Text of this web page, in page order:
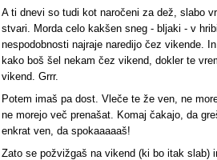
A ti dnevi so tudi kot naročeni za dež, slabo
stvari. Morda celo kakšen sneg - bljaki - v
nespodobnosti najraje naredijo čez vikende.
kako boš šel nekam čez vikend, dokler te
vikend. Grrr.
Potem imaš pa dost. Vleče te že ven, ne
ne morejo več prenašat. Komaj čakajo, da
enkrat ven, da spokaaaaaš!
Zato se požvižgaš na vikend (ki bo itak slab)